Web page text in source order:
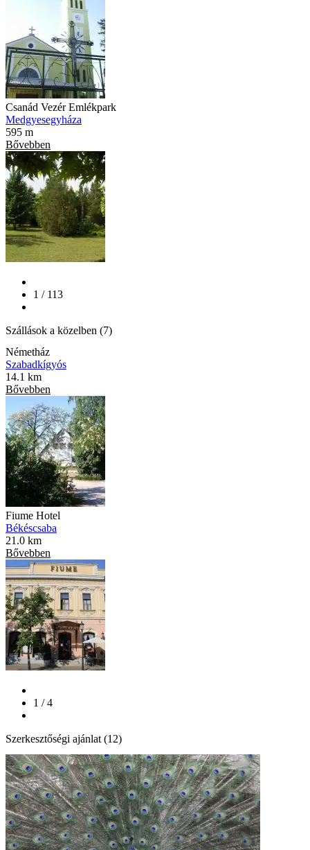
Csanád Vezér Emlékpark
Medgyesegyháza
595 m
Bővebben
1 / 113
Szállások a közelben (7)
Németház
Szabadkígyós
14.1 km
Bővebben
Fiume Hotel
Békéscsaba
21.0 km
Bővebben
1 / 4
Szerkesztőségi ajánlat (12)